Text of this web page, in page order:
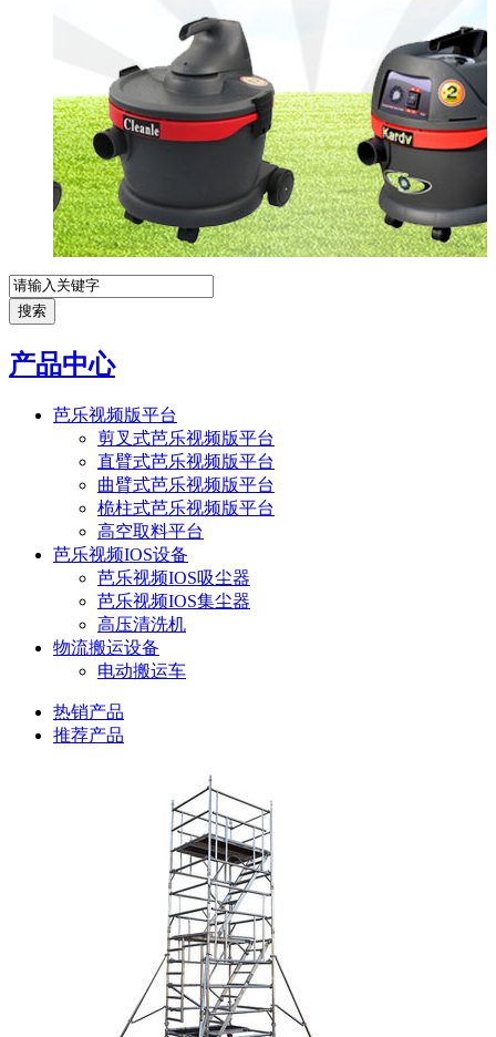
产品中心
芭乐视频版平台
剪叉式芭乐视频版平台
直臂式芭乐视频版平台
曲臂式芭乐视频版平台
桅柱式芭乐视频版平台
高空取料平台
芭乐视频IOS设备
芭乐视频IOS吸尘器
芭乐视频IOS集尘器
高压清洗机
物流搬运设备
电动搬运车
热销产品
推荐产品